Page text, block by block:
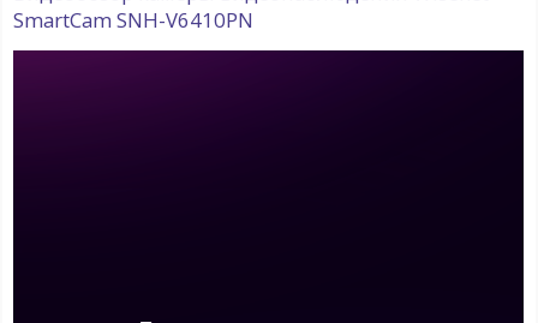
SmartCam SNH-V6410PN